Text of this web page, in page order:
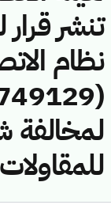
تنشر
نظام
لمخالفة